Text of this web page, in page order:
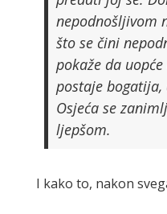
nepodnošljivom
što se čini
pokaže da
postaje
Osjeća se
ljepšom.
I kako to, nakon